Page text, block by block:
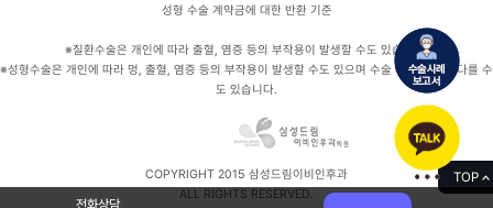
전화상담
전화상담
성형 수술 계약금에 대한 반환 기준
※질환수술은 개인에 따라 출혈, 염증 등의 부작용이 발생할 수도 있습니다.
※성형수술은 개인에 따라 멍, 출혈, 염증 등의 부작용이 발생할 수도 있으며 수술 후 만족도는 다를 수
도 있습니다.
COPYRIGHT 2015 삼성드림이비인후과
ALL RIGHTS RESERVED.
TOP